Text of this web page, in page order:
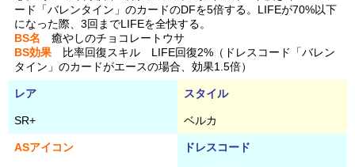
ード「バレンタイン」のカードのDFを5倍する。LIFEが70%以下
になった際、3回までLIFEを全快する。
BS名 癒やしのチョコレートウサ
BS効果 比率回復スキル LIFE回復2%（ドレスコード「バレン
タイン」のカードがエースの場合、効果1.5倍）
レア スタイル
SR+ ベルカ
ASアイコン ドレスコード